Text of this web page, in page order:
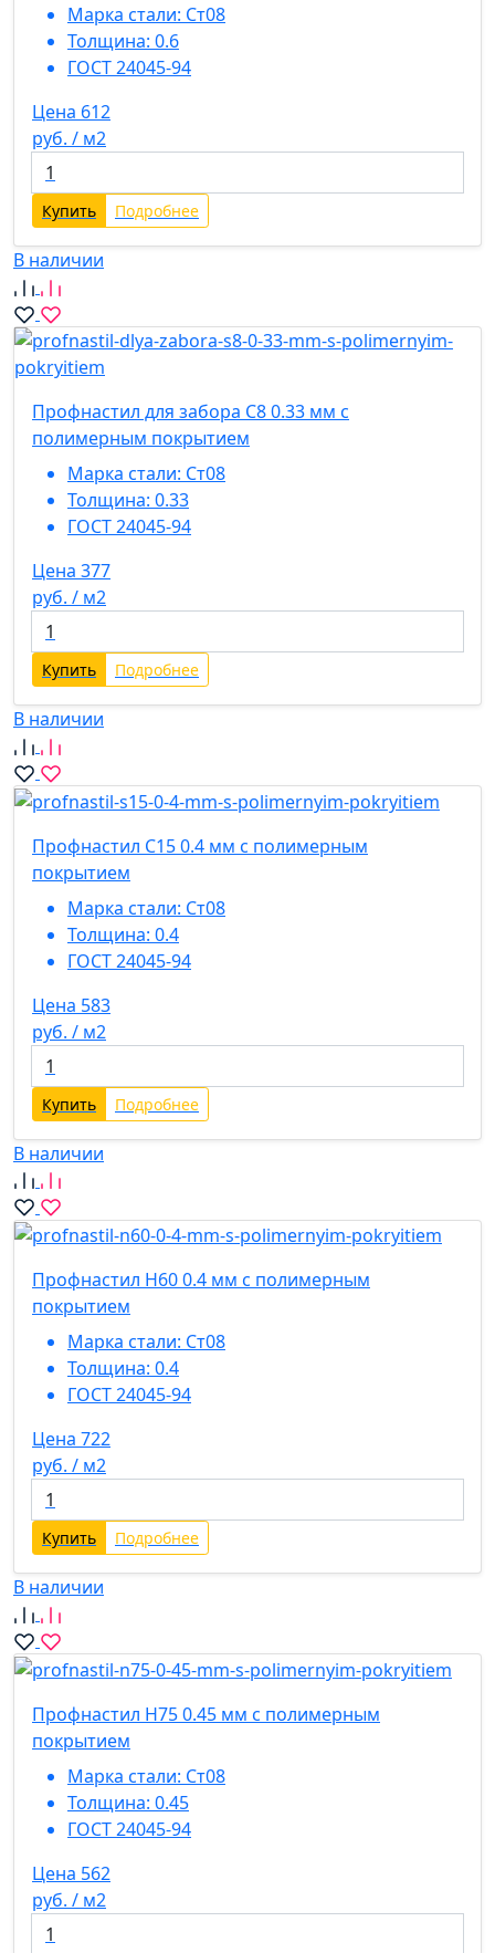
Марка стали: Ст08
Толщина: 0.6
ГОСТ 24045-94
Цена 612
руб. / м2
Купить Подробнее
В наличии
Профнастил для забора С8 0.33 мм с
полимерным покрытием
Марка стали: Ст08
Толщина: 0.33
ГОСТ 24045-94
Цена 377
руб. / м2
Купить Подробнее
В наличии
Профнастил С15 0.4 мм с полимерным
покрытием
Марка стали: Ст08
Толщина: 0.4
ГОСТ 24045-94
Цена 583
руб. / м2
Купить Подробнее
В наличии
Профнастил Н60 0.4 мм с полимерным
покрытием
Марка стали: Ст08
Толщина: 0.4
ГОСТ 24045-94
Цена 722
руб. / м2
Купить Подробнее
В наличии
Профнастил Н75 0.45 мм с полимерным
покрытием
Марка стали: Ст08
Толщина: 0.45
ГОСТ 24045-94
Цена 562
руб. / м2